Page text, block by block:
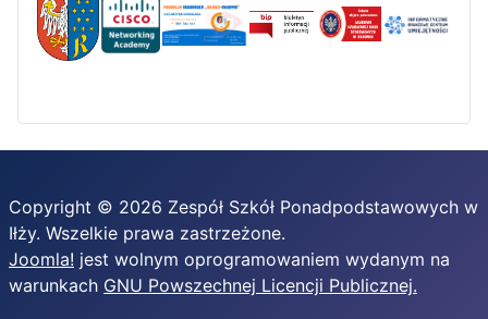
Copyright © 2026 Zespół Szkół Ponadpodstawowych w
Iłży. Wszelkie prawa zastrzeżone.
Joomla! jest wolnym oprogramowaniem wydanym na
warunkach GNU Powszechnej Licencji Publicznej.